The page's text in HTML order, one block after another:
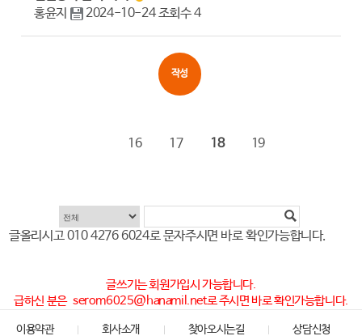
홍윤지
2024-10-24조회수4
작성
16 17 18 19
글올리시고010 4276 6024로 문자주시면 바로 확인가능합니다.
글쓰기는 회원가입시 가능합니다.
급하신 분은 serom6025@hanamil.net로 주시면 바로 확인가능합니다.
이용약관 회사소개 찾아오시는길 상담신청